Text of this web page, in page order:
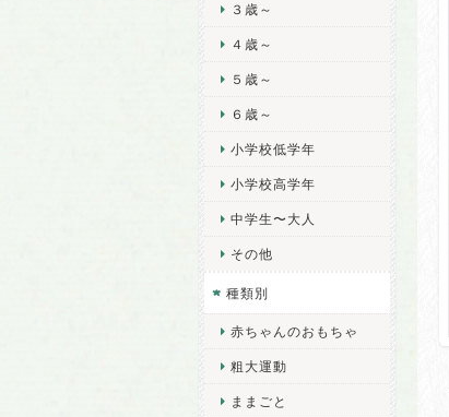
３歳～
４歳～
５歳～
６歳～
小学校低学年
小学校高学年
中学生〜大人
その他
種類別
赤ちゃんのおもちゃ
粗大運動
ままごと